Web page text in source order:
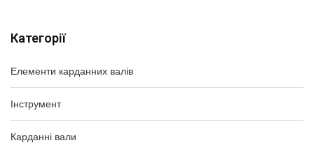
Категорії
Елементи карданних валів
Інструмент
Карданні вали